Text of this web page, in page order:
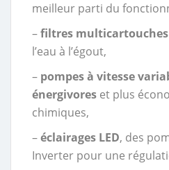
meilleur parti du
–filtres multicartouches
l’eau à l’égout,
– pompes à vitesse
énergivores et plus
chimiques,
–éclairages LED, des
Inverter pour une